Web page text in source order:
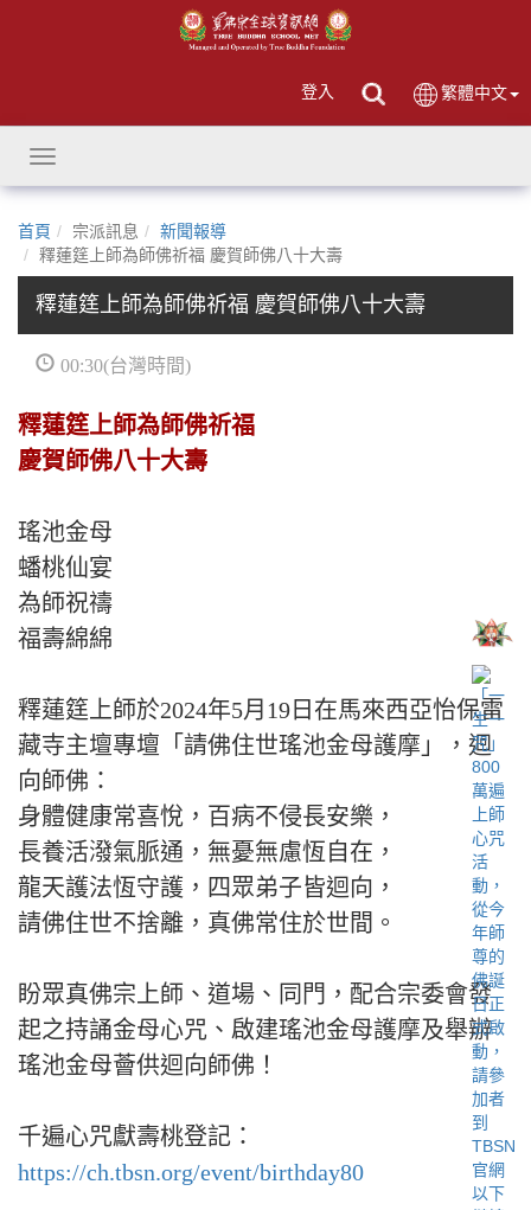
登入 繁體中文
Toggle
navigation
首頁 宗派訊息
新聞報導
釋蓮筳上師為師佛祈福 慶賀師佛八十大壽
釋蓮筳上師為師佛祈福 慶賀師佛八十大壽
00:30(台灣時間)
釋蓮筳上師為師佛祈福
慶賀師佛八十大壽
瑤池金母
蟠桃仙宴
為師祝禱
福壽綿綿
釋蓮筳上師於2024年5月19日在馬來西亞怡保雷
藏寺主壇專壇「請佛住世瑤池金母護摩」，迴
向師佛：
身體健康常喜悅，百病不侵長安樂，
長養活潑氣脈通，無憂無慮恆自在，
龍天護法恆守護，四眾弟子皆迴向，
請佛住世不捨離，真佛常住於世間。
盼眾真佛宗上師、道場、同門，配合宗委會發
起之持誦金母心咒、啟建瑤池金母護摩及舉辦
瑤池金母薈供迴向師佛！
千遍心咒獻壽桃登記：
https://ch.tbsn.org/event/birthday80